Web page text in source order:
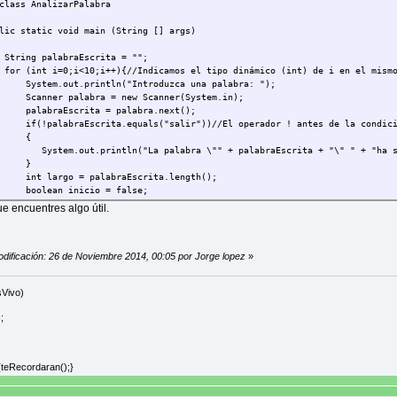
AnalizarPalabra
static void main (String [] args)
palabraEscrita = "";
i=0;i<10;i++){//Indicamos el tipo dinámico (int) de i en el mismo
una palabra: ");
palabra = new Scanner(System.in);
= palabra.next();
El operador ! antes de la condición,
palabra \"" + palabraEscrita + "\" " + "ha
= palabraEscrita.length();
inicio = false;
= true;}/
el método equalsIgnoreCase(String str); para que el programa
Este condicional finalizaría el bucle en
System.out.println("\fPrograma finalizado...");//Usar el
(largo<5 && inicio){System.out.println("Tiene menos de 5
letra de la palabra escrita, podria ser "a" o "A"*/
(largo<5 && !inicio){System.out.println("Tiene menos de 5
(largo<=15 && inicio){System.out.println("Tiene entre 5 y 15
(largo<=15 && !inicio){System.out.println("Tiene entre 5 y 15
(largo>15 && inicio){System.out.println("Tiene más de 15
(largo>15 && !inicio){System.out.println("Tiene más de 15
encuentres algo útil.
26 de Noviembre 2014, 00:05 por Jorge lopez»